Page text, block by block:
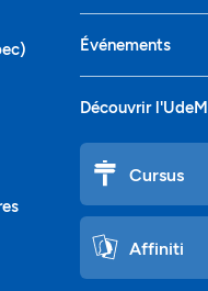
Événements
Découvrir l'UdeM
Cursus
Affiniti